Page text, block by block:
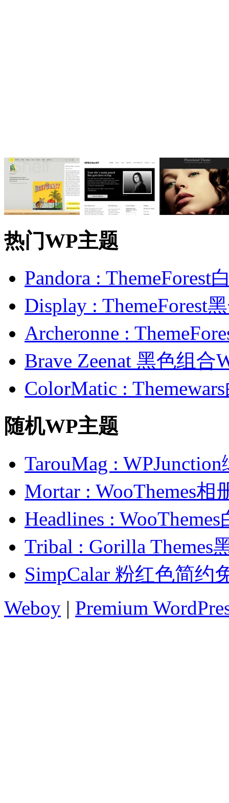
热门WP主题
Pandora : ThemeForest
Display : ThemeForest
Archeronne :
Brave Zeenat 黑色组合
ColorMatic :
随机WP主题
TarouMag :
Mortar : WooThemes相
Headlines :
Tribal : Gorilla Themes
SimpCalar 粉红色简约
Weboy | Premium